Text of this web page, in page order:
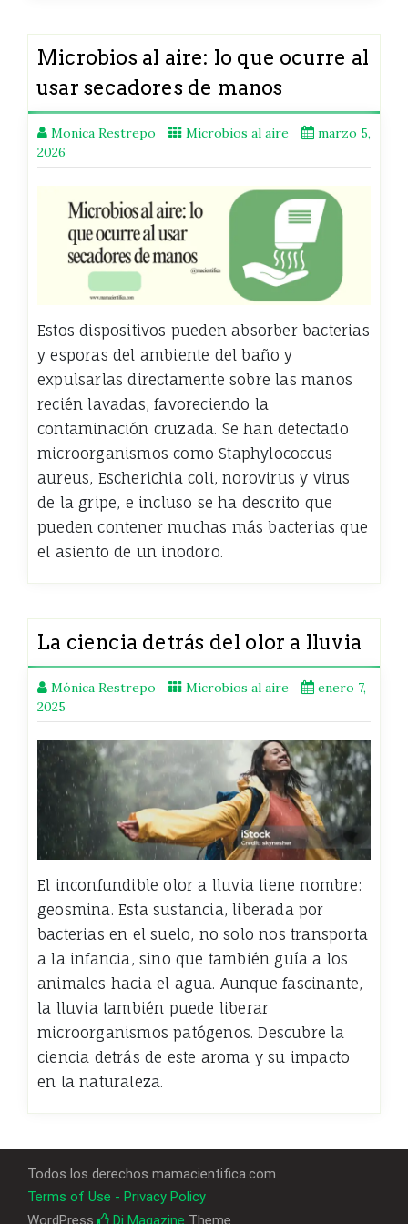
Microbios al aire: lo que ocurre al
usar secadores de manos
Monica Restrepo Microbios al aire
marzo 5,
2026
Estos dispositivos pueden absorber bacterias
y esporas del ambiente del baño y
expulsarlas directamente sobre las manos
recién lavadas, favoreciendo la
contaminación cruzada. Se han detectado
microorganismos como Staphylococcus
aureus, Escherichia coli, norovirus y virus
de la gripe, e incluso se ha descrito que
pueden contener muchas más bacterias que
el asiento de un inodoro.
La ciencia detrás del olor a lluvia
Mónica Restrepo Microbios al aire
enero 7,
2025
El inconfundible olor a lluvia tiene nombre:
geosmina. Esta sustancia, liberada por
bacterias en el suelo, no solo nos transporta
a la infancia, sino que también guía a los
animales hacia el agua. Aunque fascinante,
la lluvia también puede liberar
microorganismos patógenos. Descubre la
ciencia detrás de este aroma y su impacto
en la naturaleza.
Todos los derechos mamacientifica.com
Terms of Use - Privacy Policy
WordPress
Di Magazine Theme